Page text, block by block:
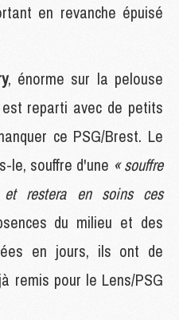
en revanche épuisé
, énorme sur la pelouse
reparti avec de petits
ce PSG/Brest. Le
le, souffre d'une « souffre
et restera en soins ces
du milieu et des
en jours, ils ont de
remis pour le Lens/PSG